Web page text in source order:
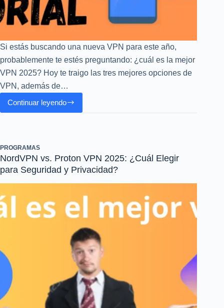
Si estás buscando una nueva VPN para este año,
probablemente te estés preguntando: ¿cuál es la mejor
VPN 2025? Hoy te traigo las tres mejores opciones de
VPN, además de…
Continuar leyendo
Mejor
y
Elección
este
Año
PROGRAMAS
NordVPN vs. Proton VPN 2025: ¿Cuál Elegir
para Seguridad y Privacidad?